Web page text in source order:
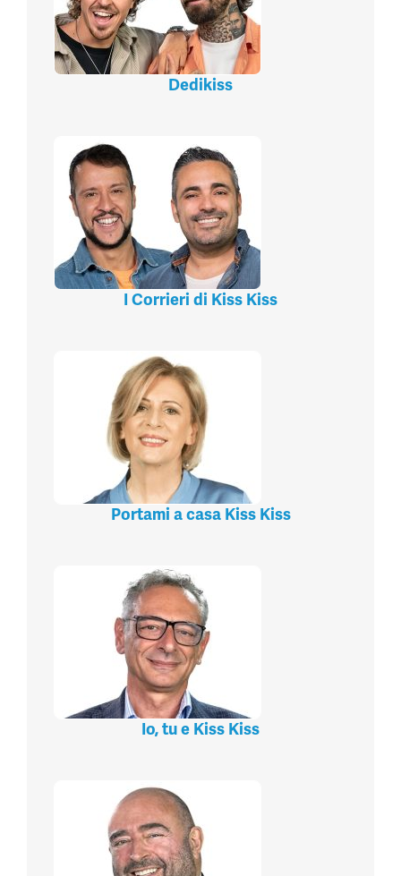
Dedikiss
I Corrieri di Kiss Kiss
Portami a casa Kiss Kiss
Io, tu e Kiss Kiss